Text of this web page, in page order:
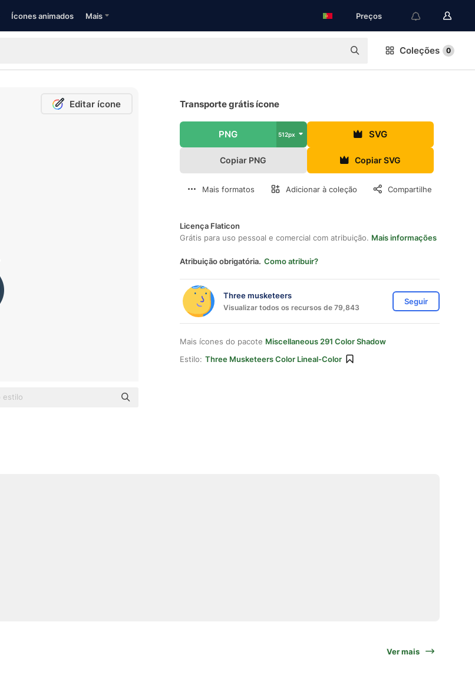
Ícones animados Mais Preços
Coleções 0
Editar ícone Transporte grátis ícone
PNG 512px SVG
Copiar PNG Copiar SVG
Mais formatos Adicionar à coleção Compartilhe
Licença Flaticon
Grátis para uso pessoal e comercial com atribuição. Mais informações
Atribuição obrigatória. Como atribuir?
Three musketeers
Visualizar todos os recursos de 79,843
Seguir
Mais ícones do pacote Miscellaneous 291 Color Shadow
Estilo: Three Musketeers Color Lineal-Color
Ver mais